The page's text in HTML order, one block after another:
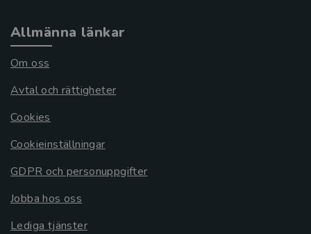
Allmänna länkar
Om oss
Avtal och rättigheter
Cookies
Cookieinställningar
GDPR och personuppgifter
Jobba hos oss
Lediga tjänster